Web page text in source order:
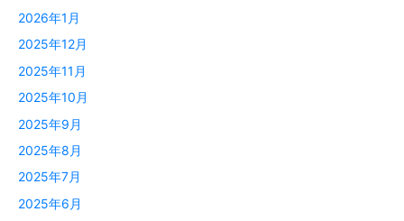
2026年1月
2025年12月
2025年11月
2025年10月
2025年9月
2025年8月
2025年7月
2025年6月